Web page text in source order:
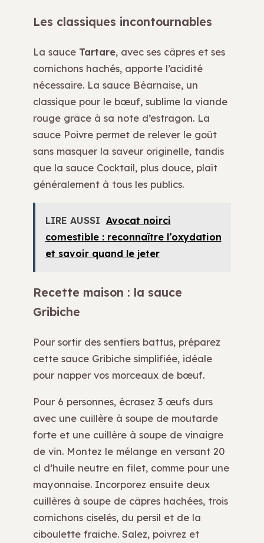
Les classiques incontournables
La sauce Tartare, avec ses câpres et ses
cornichons hachés, apporte l’acidité
nécessaire. La sauce Béarnaise, un
classique pour le bœuf, sublime la viande
rouge grâce à sa note d’estragon. La
sauce Poivre permet de relever le goût
sans masquer la saveur originelle, tandis
que la sauce Cocktail, plus douce, plaît
généralement à tous les publics.
LIRE AUSSI Avocat noirci
comestible : reconnaître l’oxydation
et savoir quand le jeter
Recette maison : la sauce
Gribiche
Pour sortir des sentiers battus, préparez
cette sauce Gribiche simplifiée, idéale
pour napper vos morceaux de bœuf.
Pour 6 personnes, écrasez 3 œufs durs
avec une cuillère à soupe de moutarde
forte et une cuillère à soupe de vinaigre
de vin. Montez le mélange en versant 20
cl d’huile neutre en filet, comme pour une
mayonnaise. Incorporez ensuite deux
cuillères à soupe de câpres hachées, trois
cornichons ciselés, du persil et de la
ciboulette fraîche. Salez, poivrez et